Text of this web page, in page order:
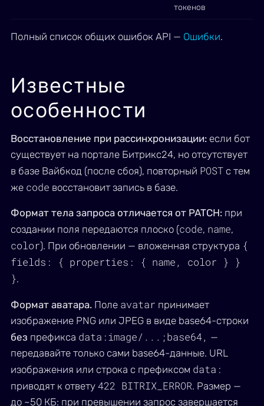
токенов
Полный список общих ошибок API — Ошибки.
Известные
особенности
Восстановление при рассинхронизации: если бот
существует на портале Битрикс24, но отсутствует
в базе Вайбкод (после сбоя), повторный POST с тем
же code восстановит запись в базе.
Формат тела запроса отличается от PATCH: при
создании поля передаются плоско (code, name,
color). При обновлении — вложенная структура {
fields: { properties: { name, color } }
}.
Формат аватара. Поле avatar принимает
изображение PNG или JPEG в виде base64-строки
без префикса data:image/...;base64, —
передавайте только сами base64-данные. URL
изображения или строка с префиксом data:
приводят к ответу 422 BITRIX_ERROR. Размер —
до ~50 КБ: при превышении запрос завершается